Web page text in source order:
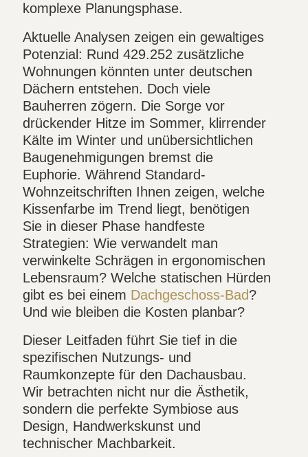
komplexe Planungsphase.
Aktuelle Analysen zeigen ein gewaltiges
Potenzial: Rund 429.252 zusätzliche
Wohnungen könnten unter deutschen
Dächern entstehen. Doch viele
Bauherren zögern. Die Sorge vor
drückender Hitze im Sommer, klirrender
Kälte im Winter und unübersichtlichen
Baugenehmigungen bremst die
Euphorie. Während Standard-
Wohnzeitschriften Ihnen zeigen, welche
Kissenfarbe im Trend liegt, benötigen
Sie in dieser Phase handfeste
Strategien: Wie verwandelt man
verwinkelte Schrägen in ergonomischen
Lebensraum? Welche statischen Hürden
gibt es bei einem Dachgeschoss-Bad?
Und wie bleiben die Kosten planbar?
Dieser Leitfaden führt Sie tief in die
spezifischen Nutzungs- und
Raumkonzepte für den Dachausbau.
Wir betrachten nicht nur die Ästhetik,
sondern die perfekte Symbiose aus
Design, Handwerkskunst und
technischer Machbarkeit.